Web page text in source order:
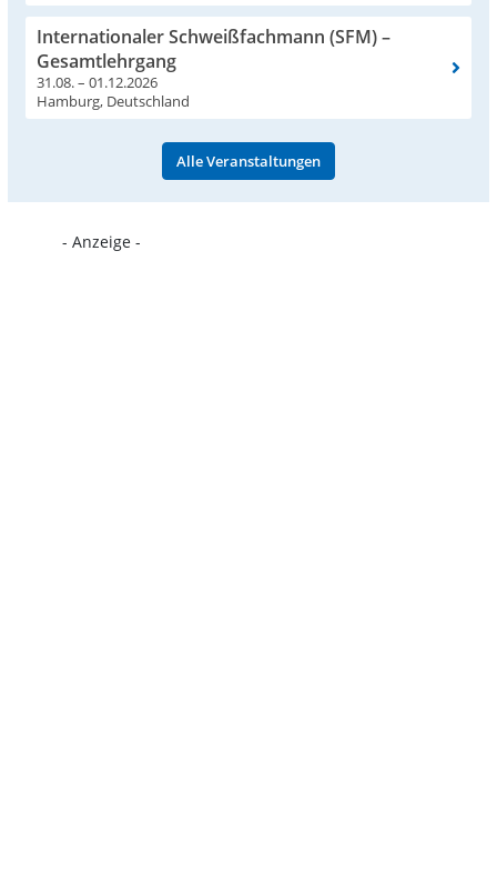
Internationaler Schweißfachmann (SFM) –
Gesamtlehrgang
31.08. – 01.12.2026
Hamburg, Deutschland
Alle Veranstaltungen
- Anzeige -